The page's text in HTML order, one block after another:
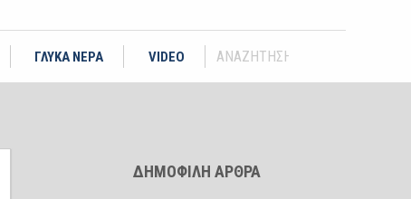
ΓΛΥΚΑ ΝΕΡΑ VIDEO
ΔΗΜΟΦΙΛΗ ΑΡΘΡΑ